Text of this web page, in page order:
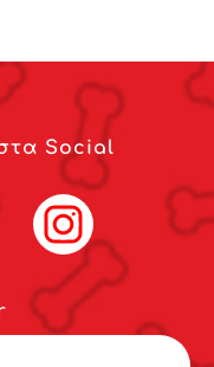
Social
Instagram